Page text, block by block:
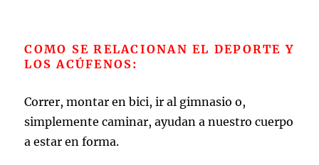
COMO SE RELACIONAN EL DEPORTE Y
LOS ACÚFENOS:
Correr, montar en bici, ir al gimnasio o,
simplemente caminar, ayudan a nuestro cuerpo
a estar en forma.